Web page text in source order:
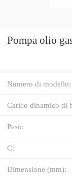
Pompa olio
Numero di modello:
Carico dinamico di
Peso:
C:
Dimensione (mm):